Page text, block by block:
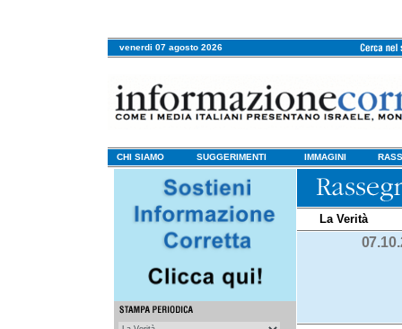
venerdi 07 agosto 2026
CHI SIAMO SUGGERIMENTI IMMAGINI
La Verità